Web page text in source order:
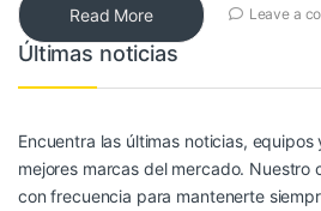
Read More Leave a
Últimas noticias
Encuentra las últimas noticias,
mejores marcas del mercado. Nuestro
con frecuencia para mantenerte